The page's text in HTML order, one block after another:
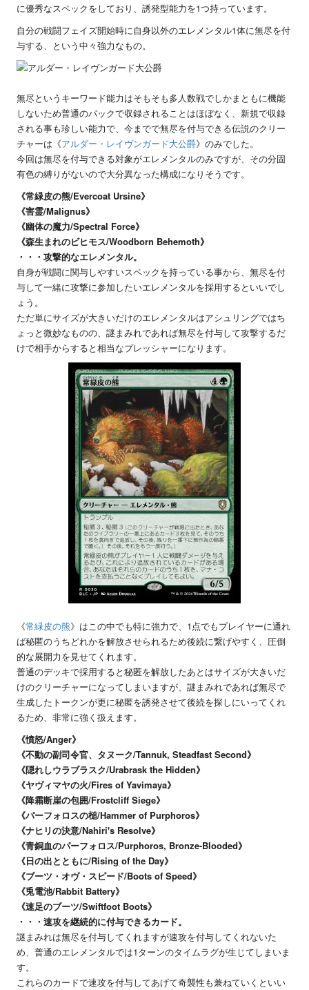
に優秀なスペックをしており、誘発型能力を1つ持っています。
自分の戦闘フェイズ開始時に自身以外のエレメンタル1体に無尽を付
与する、という中々強力なもの。
無尽というキーワード能力はそもそも多人数戦でしかまともに機能
しないため普通のパックで収録されることはほぼなく、新規で収録
される事も珍しい能力で、今までで無尽を付与できる伝説のクリー
チャーは《アルダー・レイヴンガード大公爵》のみでした。
今回は無尽を付与できる対象がエレメンタルのみですが、その分固
有色の縛りがないので大分異なった構成になりそうです。
《常緑皮の熊/Evercoat Ursine》
《害霊/Malignus》
《幽体の魔力/Spectral Force》
《森生まれのビヒモス/Woodborn Behemoth》
・・・攻撃的なエレメンタル。
自身が戦闘に関与しやすいスペックを持っている事から、無尽を付
与して一緒に攻撃に参加したいエレメンタルを採用するといいでし
ょう。
ただ単にサイズが大きいだけのエレメンタルはアシュリングではち
ょっと微妙なものの、謎まみれであれば無尽を付与して攻撃するだ
けで相手からすると相当なプレッシャーになります。
《常緑皮の熊》はこの中でも特に強力で、1点でもプレイヤーに通れ
ば秘匿のうちどれかを解放させられるため後続に繋げやすく、圧倒
的な展開力を見せてくれます。
普通のデッキで採用すると秘匿を解放したあとはサイズが大きいだ
けのクリーチャーになってしまいますが、謎まみれであれば無尽で
生成したトークンが更に秘匿を誘発させて後続を探しにいってくれ
るため、非常に強く扱えます。
《憤怒/Anger》
《不動の副司令官、タヌーク/Tannuk, Steadfast Second》
《隠れしウラブラスク/Urabrask the Hidden》
《ヤヴィマヤの火/Fires of Yavimaya》
《降霜断崖の包囲/Frostcliff Siege》
《パーフォロスの槌/Hammer of Purphoros》
《ナヒリの決意/Nahiri's Resolve》
《青銅血のパーフォロス/Purphoros, Bronze-Blooded》
《日の出とともに/Rising of the Day》
《ブーツ・オヴ・スピード/Boots of Speed》
《兎電池/Rabbit Battery》
《速足のブーツ/Swiftfoot Boots》
・・・速攻を継続的に付与できるカード。
謎まみれは無尽を付与してくれますが速攻を付与してくれないた
め、普通のエレメンタルでは1ターンのタイムラグが生じてしまいま
す。
これらのカードで速攻を付与してあげて奇襲性も兼ねていくといい